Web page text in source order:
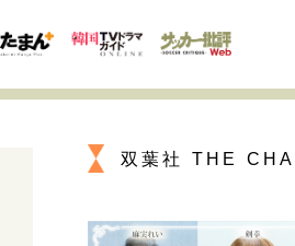
双葉社 THE